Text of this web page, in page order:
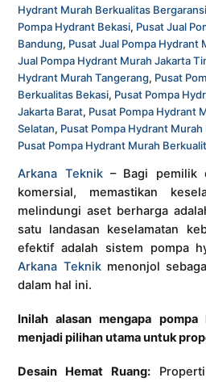
Hydrant Murah Berkualitas
Pompa Hydrant Bekasi, Pusat Jual
Bandung, Pusat Jual Pompa Hydrant
Jual Pompa Hydrant Murah Jakarta
Hydrant Murah Tangerang, Pusat
Berkualitas Bekasi, Pusat Pompa
Jakarta Barat, Pusat Pompa Hydrant
Selatan, Pusat Pompa Hydrant
Pusat Pompa Hydrant Murah
Arkana Teknik– Bagi pemilik
komersial, memastikan
melindungi aset berharga
satu landasan keselamatan
efektif adalah sistem pompa
Arkana Teknikmenonjol
dalam hal ini.
Inilah alasan mengapa pompa
menjadi pilihan utama untuk
Desain Hemat Ruang: